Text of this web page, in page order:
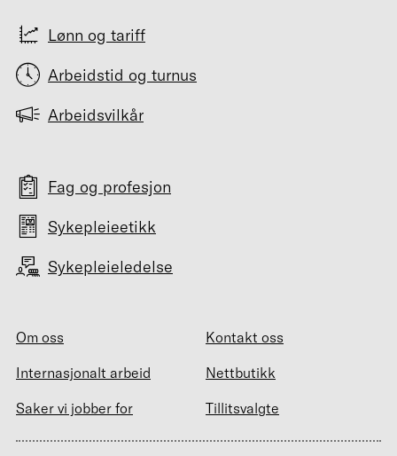
Lønn og tariff
Arbeidstid og turnus
Arbeidsvilkår
Fag og profesjon
Sykepleieetikk
Sykepleieledelse
Om oss
Kontakt oss
Internasjonalt arbeid
Nettbutikk
Saker vi jobber for
Tillitsvalgte